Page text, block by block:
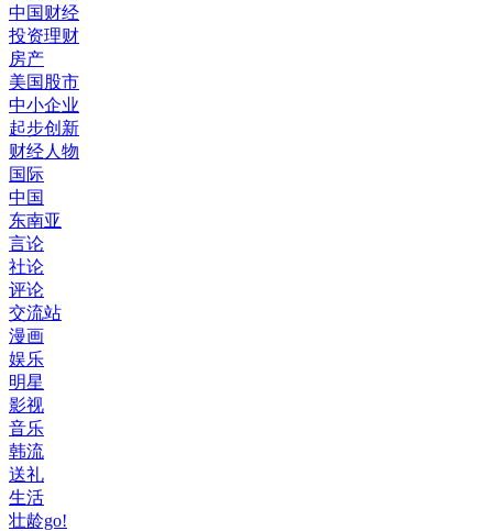
中国财经
投资理财
房产
美国股市
中小企业
起步创新
财经人物
国际
中国
东南亚
言论
社论
评论
交流站
漫画
娱乐
明星
影视
音乐
韩流
送礼
生活
壮龄go!